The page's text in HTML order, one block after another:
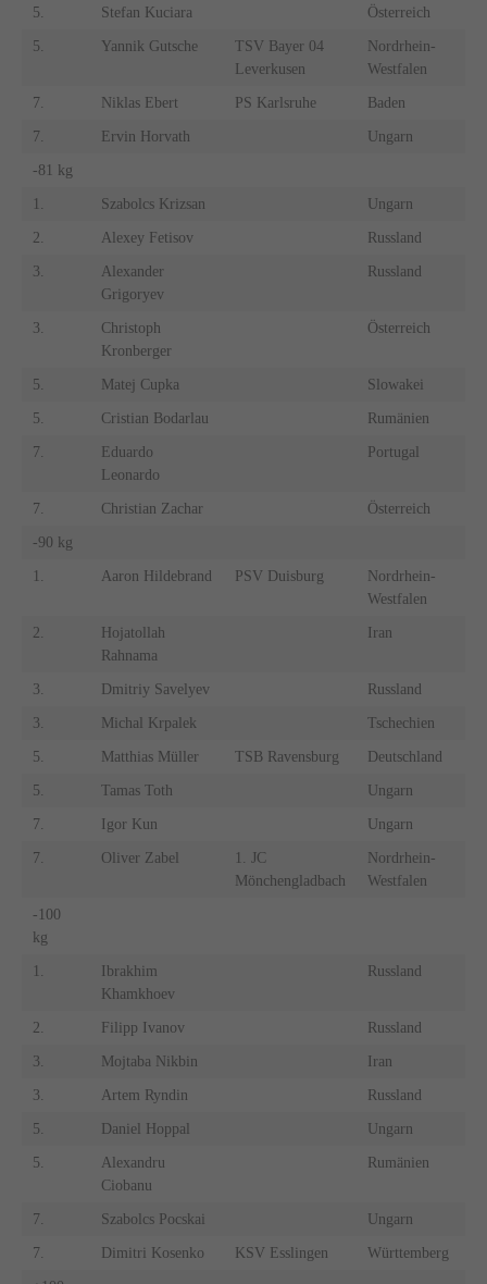
5. Stefan Kuciara Österreich
5. Yannik Gutsche
TSV Bayer 04
Leverkusen
Nordrhein-
Westfalen
7. Niklas Ebert PS Karlsruhe Baden
7. Ervin Horvath Ungarn
-81 kg
1. Szabolcs Krizsan Ungarn
2. Alexey Fetisov Russland
3.
Alexander
Grigoryev
Russland
3.
Christoph
Kronberger
Österreich
5. Matej Cupka Slowakei
5. Cristian Bodarlau Rumänien
7.
Eduardo
Leonardo
Portugal
7. Christian Zachar Österreich
-90 kg
1. Aaron Hildebrand PSV Duisburg
Nordrhein-
Westfalen
2.
Hojatollah
Rahnama
Iran
3. Dmitriy Savelyev Russland
3. Michal Krpalek Tschechien
5. Matthias Müller TSB Ravensburg Deutschland
5. Tamas Toth Ungarn
7. Igor Kun Ungarn
7. Oliver Zabel
1. JC
Mönchengladbach
Nordrhein-
Westfalen
-100
kg
1.
Ibrakhim
Khamkhoev
Russland
2. Filipp Ivanov Russland
3. Mojtaba Nikbin Iran
3. Artem Ryndin Russland
5. Daniel Hoppal Ungarn
5.
Alexandru
Ciobanu
Rumänien
7. Szabolcs Pocskai Ungarn
7. Dimitri Kosenko KSV Esslingen Württemberg